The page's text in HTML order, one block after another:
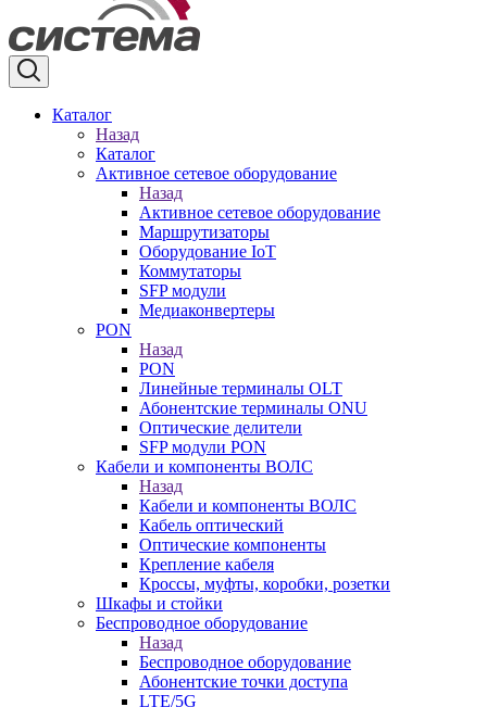
Каталог
Назад
Каталог
Активное сетевое оборудование
Назад
Активное сетевое оборудование
Маршрутизаторы
Оборудование IoT
Коммутаторы
SFP модули
Медиаконвертеры
PON
Назад
PON
Линейные терминалы OLT
Абонентские терминалы ONU
Оптические делители
SFP модули PON
Кабели и компоненты ВОЛС
Назад
Кабели и компоненты ВОЛС
Кабель оптический
Оптические компоненты
Крепление кабеля
Кроссы, муфты, коробки, розетки
Шкафы и стойки
Беспроводное оборудование
Назад
Беспроводное оборудование
Абонентские точки доступа
LTE/5G